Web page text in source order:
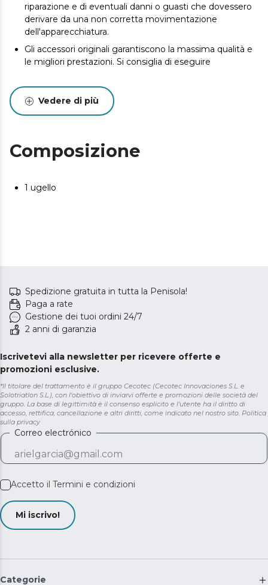
riparazione e di eventuali danni o guasti che dovessero
derivare da una non corretta movimentazione
dell'apparecchiatura.
Gli accessori originali garantiscono la massima qualità e
le migliori prestazioni. Si consiglia di eseguire
Vedere di più
Composizione
1 ugello
Spedizione gratuita in tutta la Penisola!
Paga a rate
Gestione dei tuoi ordini 24/7
2 anni di garanzia
Iscrivetevi alla newsletter per ricevere offerte e
promozioni esclusive.
*Il titolare del trattamento è il gruppo Cecotec (Cecotec Innovaciones S.L. e
Solotriatlon S.L.), con l'obiettivo di inviarvi offerte e promozioni delle società del
gruppo. La base di legittimità è il consenso esplicito e l'utente ha il diritto di
accesso, rettifica, cancellazione e altri diritti, come indicato nel nostro sito. Politica
sulla privacy
Correo electrónico
Accetto il Termini e condizioni
Mi iscrivo!
Categorie